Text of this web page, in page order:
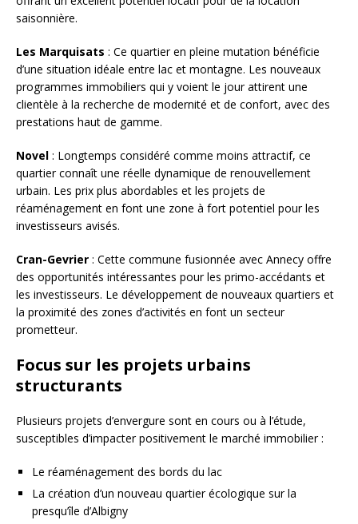
saisonnière.
Les Marquisats : Ce quartier en pleine mutation bénéficie
d’une situation idéale entre lac et montagne. Les nouveaux
programmes immobiliers qui y voient le jour attirent une
clientèle à la recherche de modernité et de confort, avec des
prestations haut de gamme.
Novel : Longtemps considéré comme moins attractif, ce
quartier connaît une réelle dynamique de renouvellement
urbain. Les prix plus abordables et les projets de
réaménagement en font une zone à fort potentiel pour les
investisseurs avisés.
Cran-Gevrier : Cette commune fusionnée avec Annecy offre
des opportunités intéressantes pour les primo-accédants et
les investisseurs. Le développement de nouveaux quartiers et
la proximité des zones d’activités en font un secteur
prometteur.
Focus sur les projets urbains
structurants
Plusieurs projets d’envergure sont en cours ou à l’étude,
susceptibles d’impacter positivement le marché immobilier :
Le réaménagement des bords du lac
La création d’un nouveau quartier écologique sur la
presqu’île d’Albigny